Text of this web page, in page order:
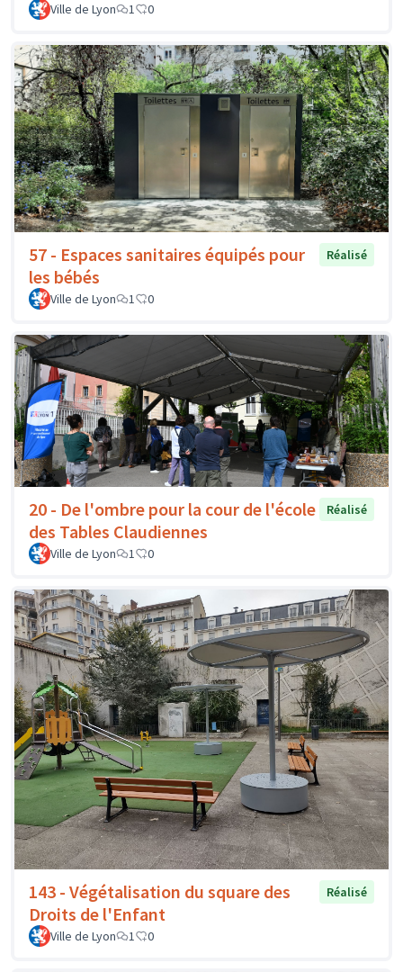
Ville de Lyon 1 0
57 - Espaces sanitaires équipés pour
les bébés
Réalisé
Ville de Lyon 1 0
20 - De l'ombre pour la cour de l'école
des Tables Claudiennes
Réalisé
Ville de Lyon 1 0
143 - Végétalisation du square des
Droits de l'Enfant
Réalisé
Ville de Lyon 1 0